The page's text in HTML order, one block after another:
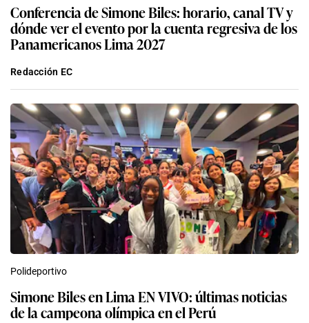
Conferencia de Simone Biles: horario, canal TV y
dónde ver el evento por la cuenta regresiva de los
Panamericanos Lima 2027
Redacción EC
Polideportivo
Simone Biles en Lima EN VIVO: últimas noticias
de la campeona olímpica en el Perú